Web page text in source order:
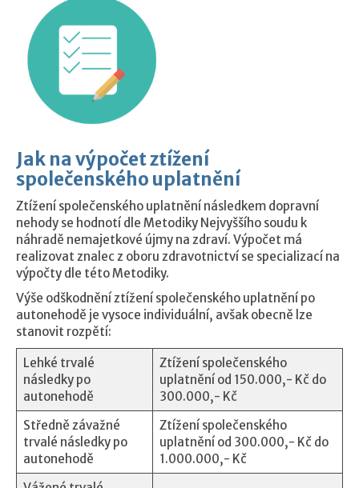
Jak na výpočet ztížení
společenského uplatnění
Ztížení společenského uplatnění následkem dopravní
nehody se hodnotí dle Metodiky Nejvyššího soudu k
náhradě nemajetkové újmy na zdraví. Výpočet má
realizovat znalec z oboru zdravotnictví se specializací na
výpočty dle této Metodiky.
Výše odškodnění ztížení společenského uplatnění po
autonehodě je vysoce individuální, avšak obecně lze
stanovit rozpětí:
Lehké trvalé
následky po
autonehodě
Ztížení společenského
uplatnění od 150.000,- Kč do
300.000,- Kč
Středně závažné
trvalé následky po
autonehodě
Ztížení společenského
uplatnění od 300.000,- Kč do
1.000.000,- Kč